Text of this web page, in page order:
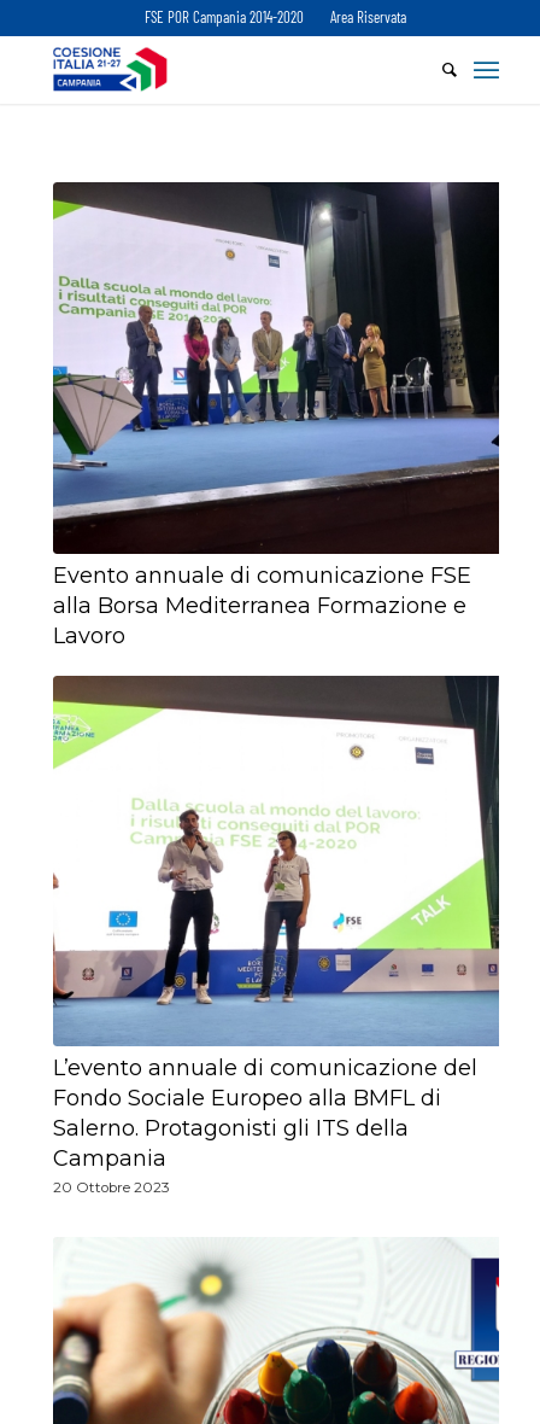
FSE POR Campania 2014-2020 Area Riservata
Evento annuale di comunicazione FSE
alla Borsa Mediterranea Formazione e
Lavoro
L’evento annuale di comunicazione del
Fondo Sociale Europeo alla BMFL di
Salerno. Protagonisti gli ITS della
Campania
20 Ottobre 2023